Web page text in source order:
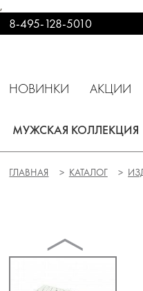
,
8-495-128-5010
НОВИНКИ АКЦИИ
МУЖСКАЯ КОЛЛЕКЦИЯ
ГЛАВНАЯ КАТАЛОГ